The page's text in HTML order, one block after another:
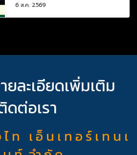
6 ส.ค. 2569
ยละเอียดเพิ่มเติม
ดต่อเรา
ท เ อ็ น เ ท อ ร์ เ ท น เ